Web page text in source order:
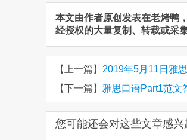
本文由作者原创发表在老烤鸭
经授权的大量复制、转载或采
【上一篇】 2019年5月11日雅
【下一篇】 雅思口语Part1范文
您可能还会对这些文章感兴